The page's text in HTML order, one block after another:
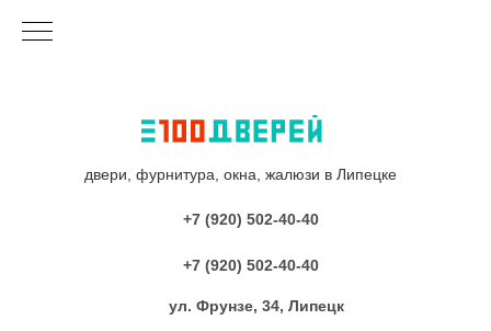
двери, фурнитура, окна, жалюзи в Липецке
+7 (920) 502-40-40
+7 (920) 502-40-40
ул. Фрунзе, 34, Липецк